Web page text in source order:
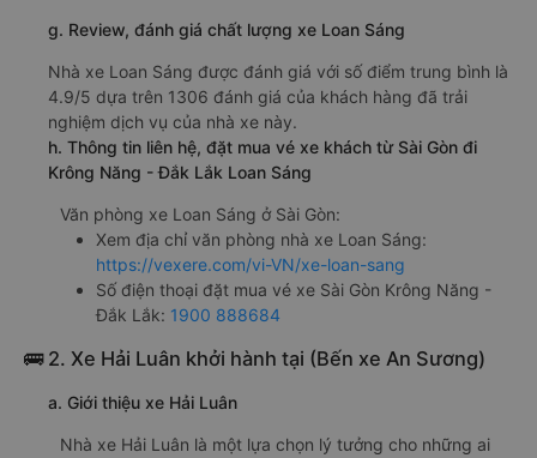
g. Review, đánh giá chất lượng xe Loan Sáng
Nhà xe Loan Sáng được đánh giá với số điểm trung bình là
4.9/5 dựa trên 1306 đánh giá của khách hàng đã trải
nghiệm dịch vụ của nhà xe này.
h. Thông tin liên hệ, đặt mua vé xe khách từ Sài Gòn đi
Krông Năng - Đắk Lắk Loan Sáng
Văn phòng xe Loan Sáng ở Sài Gòn:
Xem địa chỉ văn phòng nhà xe Loan Sáng:
https://vexere.com/vi-VN/xe-loan-sang
Số điện thoại đặt mua vé xe Sài Gòn Krông Năng -
Đắk Lắk: 1900 888684
🚌 2. Xe Hải Luân khởi hành tại (Bến xe An Sương)
a. Giới thiệu xe Hải Luân
Nhà xe Hải Luân là một lựa chọn lý tưởng cho những ai